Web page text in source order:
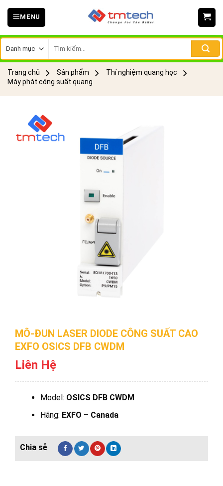
Skip
MENU
kiếm:
Trang chủ Sản phẩm
Thí nghiệm quang học
Máy phát công suất quang
MÔ-ĐUN LASER DIODE CÔNG SUẤT CAO
EXFO OSICS DFB CWDM
Liên Hệ
Model: OSICS DFB CWDM
Hãng: EXFO – Canada